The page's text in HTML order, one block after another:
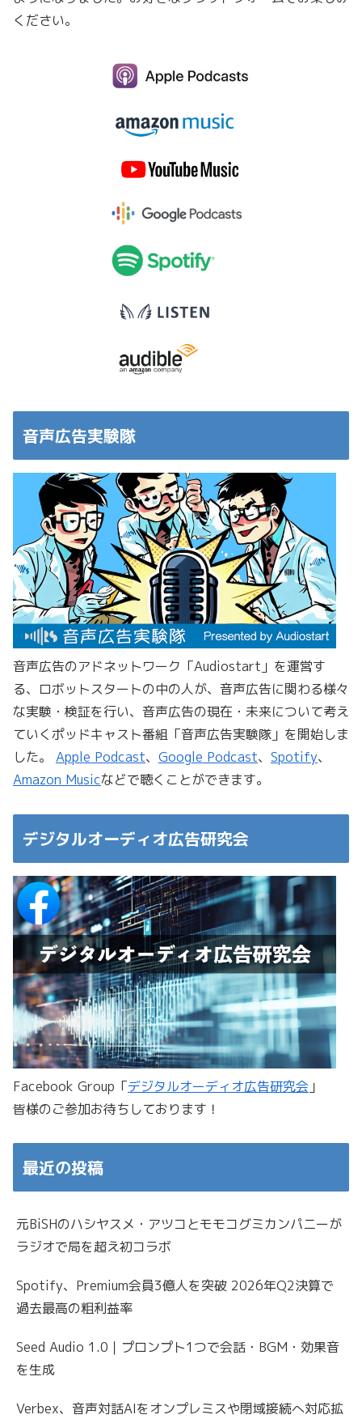
ください。
音声広告実験隊
音声広告のアドネットワーク「Audiostart」を運営す
る、ロボットスタートの中の人が、音声広告に関わる様々
な実験・検証を行い、音声広告の現在・未来について考え
ていくポッドキャスト番組「音声広告実験隊」を開始しま
した。 Apple Podcast、 Google Podcast、 Spotify、
Amazon Musicなどで聴くことができます。
デジタルオーディオ広告研究会
Facebook Group「デジタルオーディオ広告研究会 」
皆様のご参加お待ちしております！
最近の投稿
元BiSHのハシヤスメ・アツコとモモコグミカンパニーが
ラジオで局を超え初コラボ
Spotify、Premium会員3億人を突破 2026年Q2決算で
過去最高の粗利益率
Seed Audio 1.0｜プロンプト1つで会話・BGM・効果音
を生成
Verbex、音声対話AIをオンプレミスや閉域接続へ対応拡